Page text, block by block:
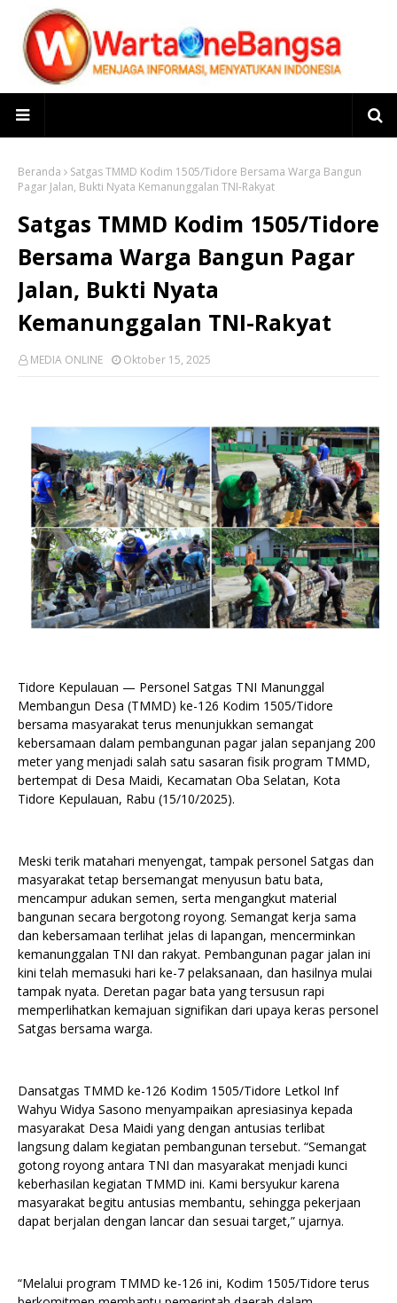
Beranda
Satgas TMMD Kodim 1505/Tidore Bersama Warga Bangun
Pagar Jalan, Bukti Nyata Kemanunggalan TNI-Rakyat
Satgas TMMD Kodim 1505/Tidore
Bersama Warga Bangun Pagar
Jalan, Bukti Nyata
Kemanunggalan TNI-Rakyat
MEDIA ONLINE Oktober 15, 2025
Tidore Kepulauan — Personel Satgas TNI Manunggal
Membangun Desa (TMMD) ke-126 Kodim 1505/Tidore
bersama masyarakat terus menunjukkan semangat
kebersamaan dalam pembangunan pagar jalan sepanjang 200
meter yang menjadi salah satu sasaran fisik program TMMD,
bertempat di Desa Maidi, Kecamatan Oba Selatan, Kota
Tidore Kepulauan, Rabu (15/10/2025).
Meski terik matahari menyengat, tampak personel Satgas dan
masyarakat tetap bersemangat menyusun batu bata,
mencampur adukan semen, serta mengangkut material
bangunan secara bergotong royong. Semangat kerja sama
dan kebersamaan terlihat jelas di lapangan, mencerminkan
kemanunggalan TNI dan rakyat. Pembangunan pagar jalan ini
kini telah memasuki hari ke-7 pelaksanaan, dan hasilnya mulai
tampak nyata. Deretan pagar bata yang tersusun rapi
memperlihatkan kemajuan signifikan dari upaya keras personel
Satgas bersama warga.
Dansatgas TMMD ke-126 Kodim 1505/Tidore Letkol Inf
Wahyu Widya Sasono menyampaikan apresiasinya kepada
masyarakat Desa Maidi yang dengan antusias terlibat
langsung dalam kegiatan pembangunan tersebut. “Semangat
gotong royong antara TNI dan masyarakat menjadi kunci
keberhasilan kegiatan TMMD ini. Kami bersyukur karena
masyarakat begitu antusias membantu, sehingga pekerjaan
dapat berjalan dengan lancar dan sesuai target,” ujarnya.
“Melalui program TMMD ke-126 ini, Kodim 1505/Tidore terus